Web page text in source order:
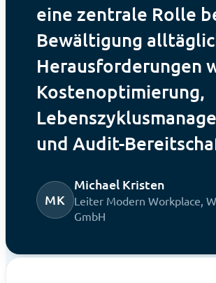
eine zentrale Rolle
Bewältigung
Herausforderungen
Kostenoptimierung,
und Audit-
MK
Michael Kristen
Leiter Modern Workplace,
GmbH